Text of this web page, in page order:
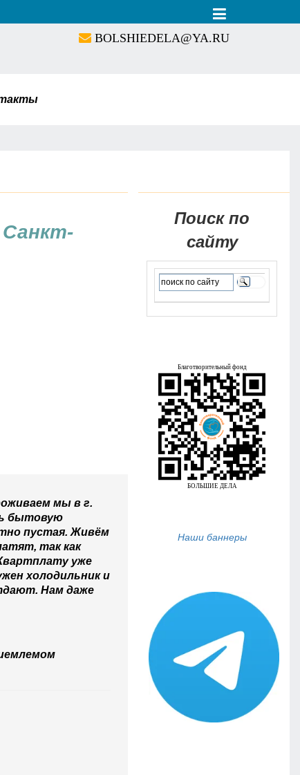
BOLSHIEDELA@YA.RU
Санкт-
мы в г.
бытовую
пустая. Живём
так как
уже
холодильник и
Нам даже
Поиск по
сайту
Наши баннеры